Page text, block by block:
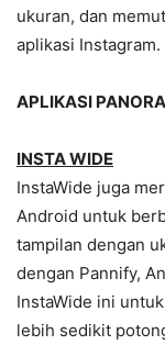
ukuran, dan
aplikasi Instagram.
APLIKASI
INSTA WIDE
InstaWide juga
Android untuk
tampilan dengan
dengan Pannify,
InstaWide ini
lebih sedikit